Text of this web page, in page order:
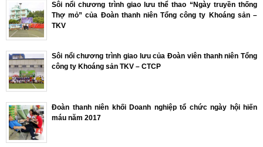
Sôi nổi chương trình giao lưu thể thao “Ngày truyền thống
Thợ mỏ” của Đoàn thanh niên Tổng công ty Khoáng sản –
TKV
Sôi nổi chương trình giao lưu của Đoàn viên thanh niên Tổng
công ty Khoáng sản TKV – CTCP
Đoàn thanh niên khối Doanh nghiệp tổ chức ngày hội hiến
máu năm 2017